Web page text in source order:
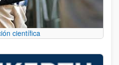
científica